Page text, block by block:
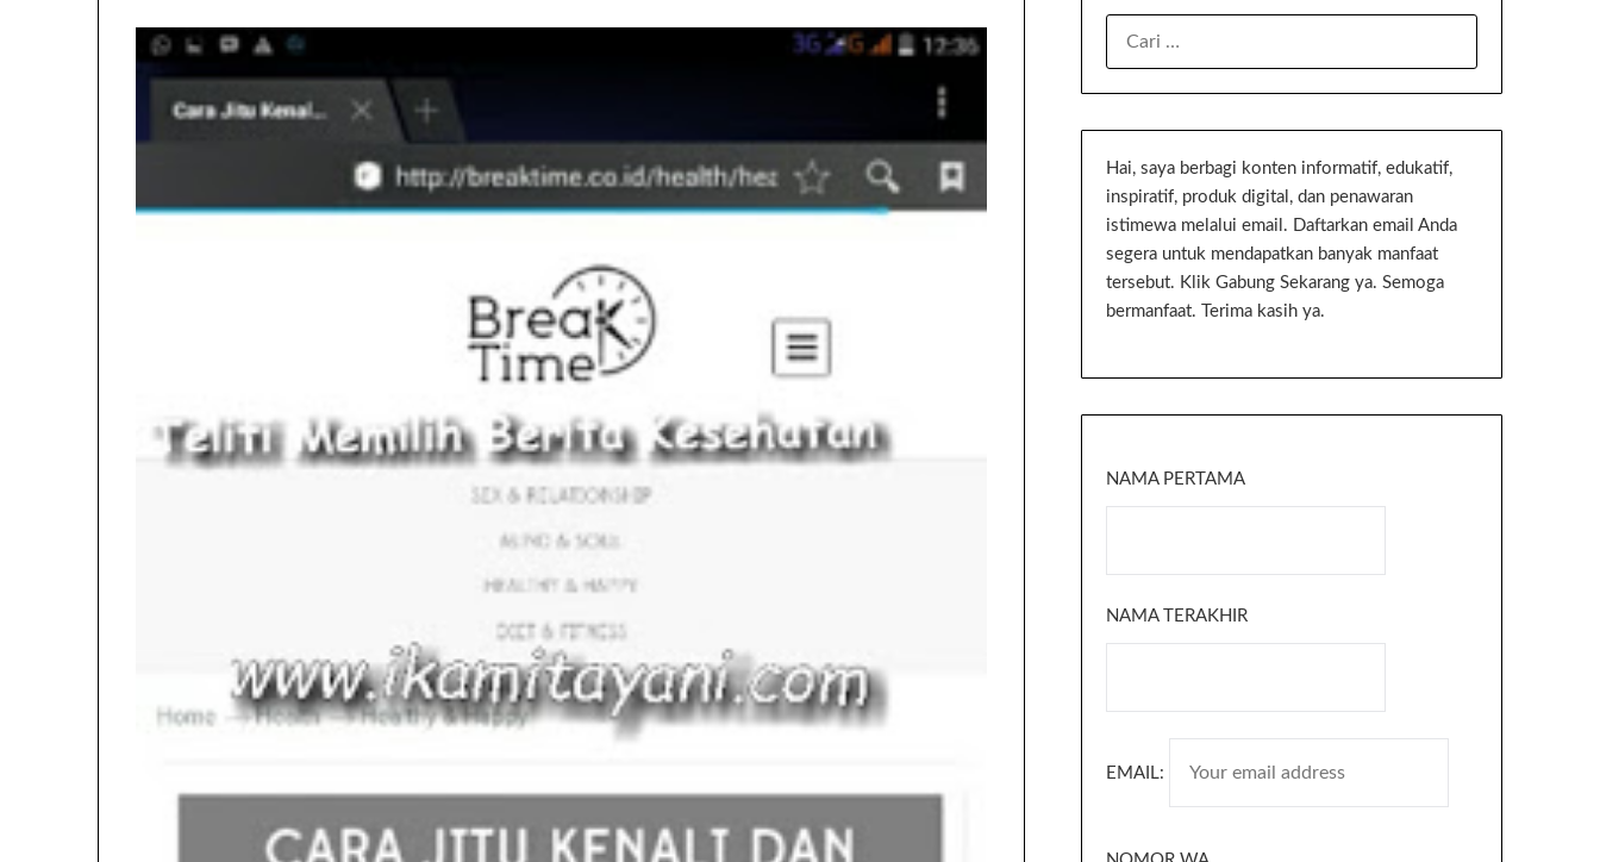
Hai, saya berbagi konten informatif, edukatif,
inspiratif, produk digital, dan penawaran
istimewa melalui email. Daftarkan email Anda
segera untuk mendapatkan banyak manfaat
tersebut. Klik Gabung Sekarang ya. Semoga
bermanfaat. Terima kasih ya.
NAMA PERTAMA
NAMA TERAKHIR
EMAIL: